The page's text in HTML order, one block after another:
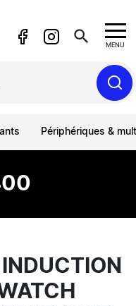
search MENU
Périphériques &